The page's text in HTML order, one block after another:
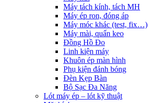
Máy tách kính, tách MH
Máy ép ron, đóng áp
Máy móc khác (test, fix…)
Máy mài, quấn keo
Đồng Hồ Đo
Linh kiện máy
Khuôn ép màn hình
Phụ kiện đánh bóng
Đèn Kẹp Bàn
Bộ Sạc Đa Năng
Lót máy ép – lót kỹ thuật